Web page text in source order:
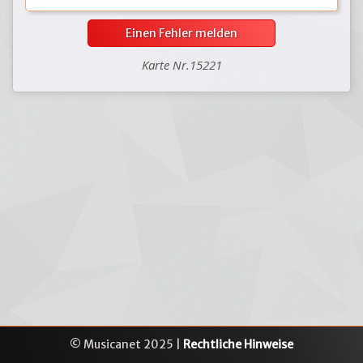
Einen Fehler melden
Karte Nr.15221
© Musicanet 2025 | Rechtliche Hinweise